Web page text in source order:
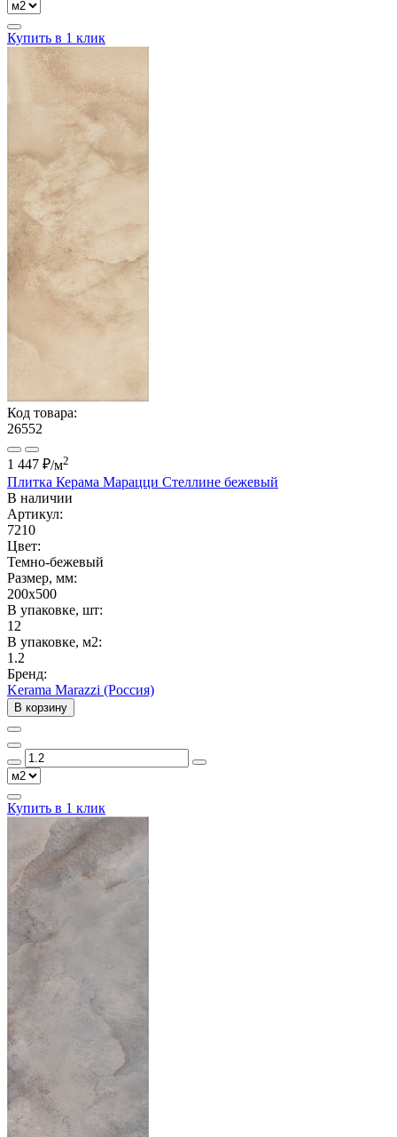
Купить в 1 клик
Код товара:
26552
1 447 ₽/м2
Плитка Керама Марацци Стеллине бежевый
В наличии
Артикул:
7210
Цвет:
Темно-бежевый
Размер, мм:
200x500
В упаковке, шт:
12
В упаковке, м2:
1.2
Бренд:
Kerama Marazzi (Россия)
В корзину
Купить в 1 клик